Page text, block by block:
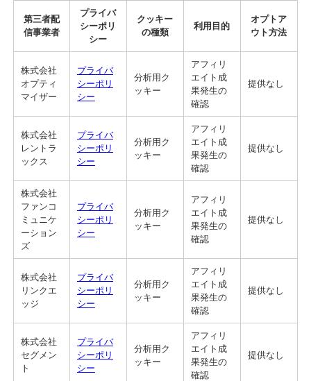
第三者配
信事業者
プライバ
シーポリ
シー
クッキー
の種類
利用目的
オプトア
ウト方法
株式会社
オプティ
マイザー
プライバ
シーポリ
シー
分析用ク
ッキー
アフィリ
エイト成
果発生の
確認
提供なし
株式会社
レントラ
ックス
プライバ
シーポリ
シー
分析用ク
ッキー
アフィリ
エイト成
果発生の
確認
提供なし
株式会社
ファンコ
ミュニケ
ーション
ズ
プライバ
シーポリ
シー
分析用ク
ッキー
アフィリ
エイト成
果発生の
確認
提供なし
株式会社
リンクエ
ッジ
プライバ
シーポリ
シー
分析用ク
ッキー
アフィリ
エイト成
果発生の
確認
提供なし
株式会社
セグメン
ト
プライバ
シーポリ
シー
分析用ク
ッキー
アフィリ
エイト成
果発生の
確認
提供なし